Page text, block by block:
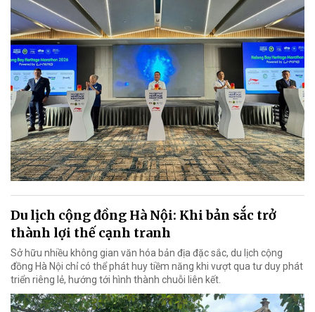
Du lịch cộng đồng Hà Nội: Khi bản sắc trở
thành lợi thế cạnh tranh
Sở hữu nhiều không gian văn hóa bản địa đặc sắc, du lịch cộng
đồng Hà Nội chỉ có thể phát huy tiềm năng khi vượt qua tư duy phát
triển riêng lẻ, hướng tới hình thành chuỗi liên kết.